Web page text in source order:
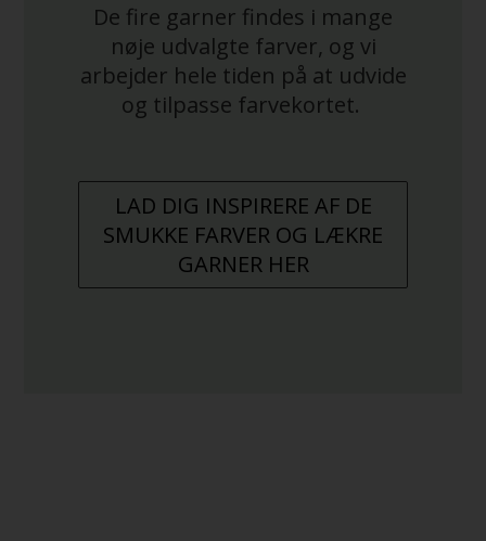
De fire garner findes i mange
nøje udvalgte farver, og vi
arbejder hele tiden på at udvide
og tilpasse farvekortet.
LAD DIG INSPIRERE AF DE
SMUKKE FARVER OG LÆKRE
GARNER HER